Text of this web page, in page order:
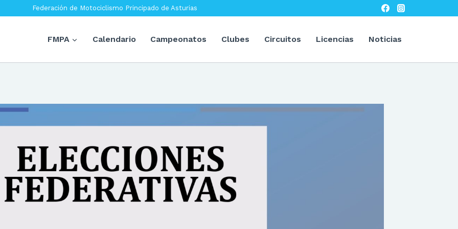
Federación de Motociclismo Principado de Asturias
FMPA Calendario Campeonatos Clubes Circuitos Licencias Noticias